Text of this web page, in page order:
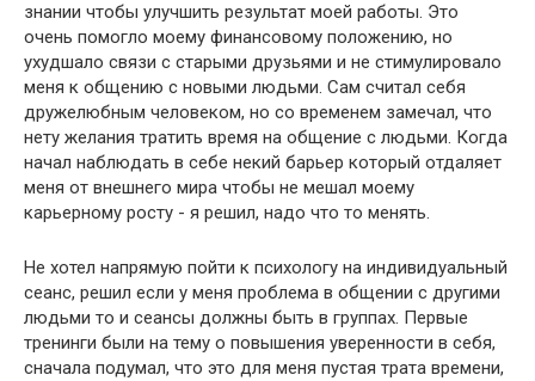
знании чтобы улучшить результат моей работы. Это
очень помогло моему финансовому положению, но
ухудшало связи с старыми друзьями и не стимулировало
меня к общению с новыми людьми. Сам считал себя
дружелюбным человеком, но со временем замечал, что
нету желания тратить время на общение с людьми. Когда
начал наблюдать в себе некий барьер который отдаляет
меня от внешнего мира чтобы не мешал моему
карьерному росту - я решил, надо что то менять.
Не хотел напрямую пойти к психологу на индивидуальный
сеанс, решил если у меня проблема в общении с другими
людьми то и сеансы должны быть в группах. Первые
тренинги были на тему о повышения уверенности в себя,
сначала подумал, что это для меня пустая трата времени,